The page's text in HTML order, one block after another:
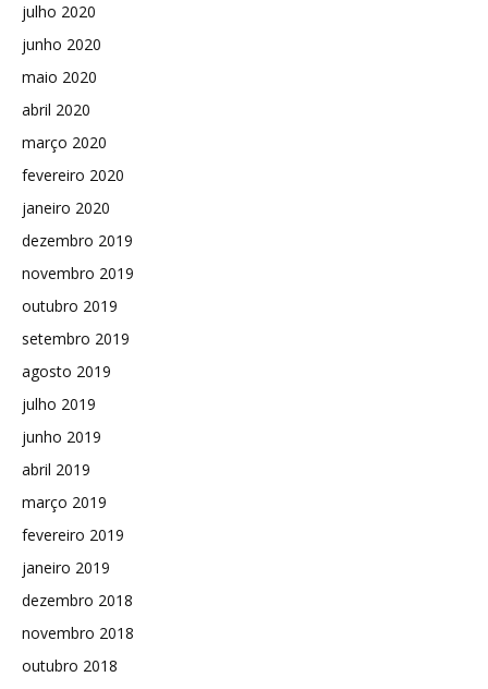
julho 2020
junho 2020
maio 2020
abril 2020
março 2020
fevereiro 2020
janeiro 2020
dezembro 2019
novembro 2019
outubro 2019
setembro 2019
agosto 2019
julho 2019
junho 2019
abril 2019
março 2019
fevereiro 2019
janeiro 2019
dezembro 2018
novembro 2018
outubro 2018